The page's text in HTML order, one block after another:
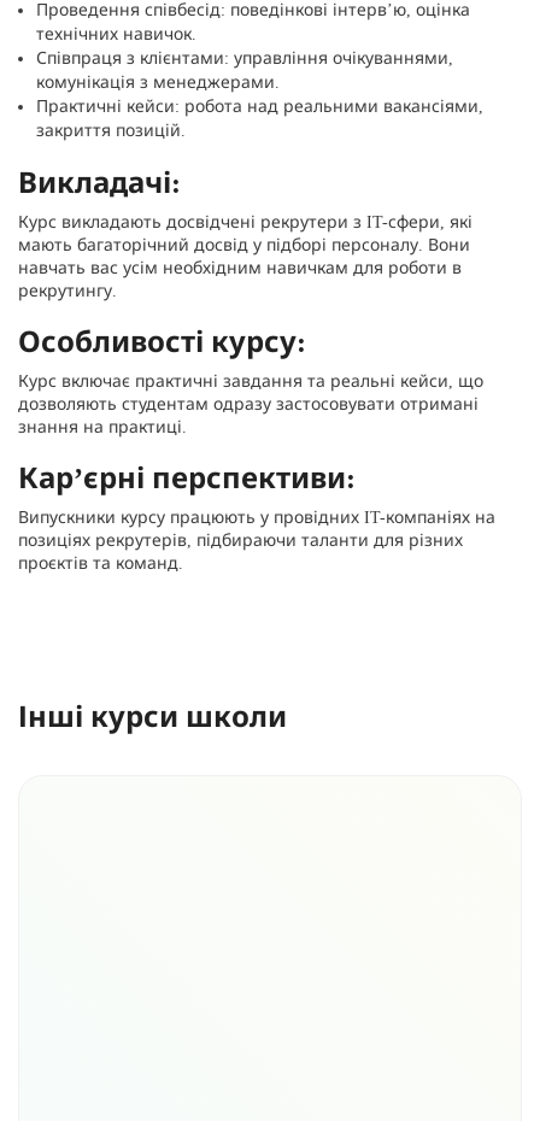
Проведення співбесід: поведінкові інтерв’ю, оцінка
технічних навичок.
Співпраця з клієнтами: управління очікуваннями,
комунікація з менеджерами.
Практичні кейси: робота над реальними вакансіями,
закриття позицій.
Викладачі:
Курс викладають досвідчені рекрутери з IT-сфери, які
мають багаторічний досвід у підборі персоналу. Вони
навчать вас усім необхідним навичкам для роботи в
рекрутингу.
Особливості курсу:
Курс включає практичні завдання та реальні кейси, що
дозволяють студентам одразу застосовувати отримані
знання на практиці.
Кар’єрні перспективи:
Випускники курсу працюють у провідних IT-компаніях на
позиціях рекрутерів, підбираючи таланти для різних
проєктів та команд.
Інші курси школи